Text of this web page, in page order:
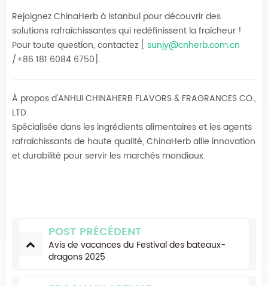
Rejoignez ChinaHerb à Istanbul pour découvrir des
solutions rafraîchissantes qui redéfinissent la fraîcheur !
Pour toute question, contactez [ sunjy@cnherb.com.cn
/+86 181 6084 6750].
À propos d'ANHUI CHINAHERB FLAVORS & FRAGRANCES CO.,
LTD.
Spécialisée dans les ingrédients alimentaires et les agents
rafraîchissants de haute qualité, ChinaHerb allie innovation
et durabilité pour servir les marchés mondiaux.
POST PRÉCÉDENT
Avis de vacances du Festival des bateaux-
dragons 2025